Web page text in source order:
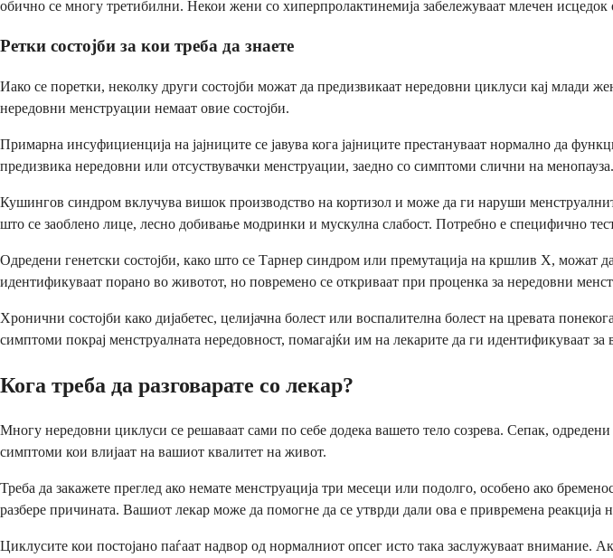
обично се многу третибилни. Некои жени со хиперпролактинемија забележуваат млечен исцедок
Ретки состојби за кои треба да знаете
Иако се поретки, неколку други состојби можат да предизвикаат нередовни циклуси кај
нередовни менструации немаат овие состојби.
Примарна инсуфициенција на јајниците се јавува кога јајниците престануваат нормално да
предизвика нередовни или отсуствувачки менструации, заедно со симптоми слични на
Кушингов синдром вклучува вишок производство на кортизол и може да ги наруши
што се заоблено лице, лесно добивање модринки и мускулна слабост. Потребно е специфично
Одредени генетски состојби, како што се Тарнер синдром или премутација на кршлив Х, можат
идентификуваат порано во животот, но повремено се откриваат при проценка за нередовни
Хронични состојби како дијабетес, целијачна болест или воспалителна болест на цревата
симптоми покрај менструалната нередовност, помагајќи им на лекарите да ги идентификуваат за
Кога треба да разговарате со лекар?
Многу нередовни циклуси се решаваат сами по себе додека вашето тело созрева. Сепак,
симптоми кои влијаат на вашиот квалитет на живот.
Треба да закажете преглед ако немате менструација три месеци или подолго, особено ако
разбере причината. Вашиот лекар може да помогне да се утврди дали ова е привремена реакција
Циклусите кои постојано паѓаат надвор од нормалниот опсег исто така заслужуваат